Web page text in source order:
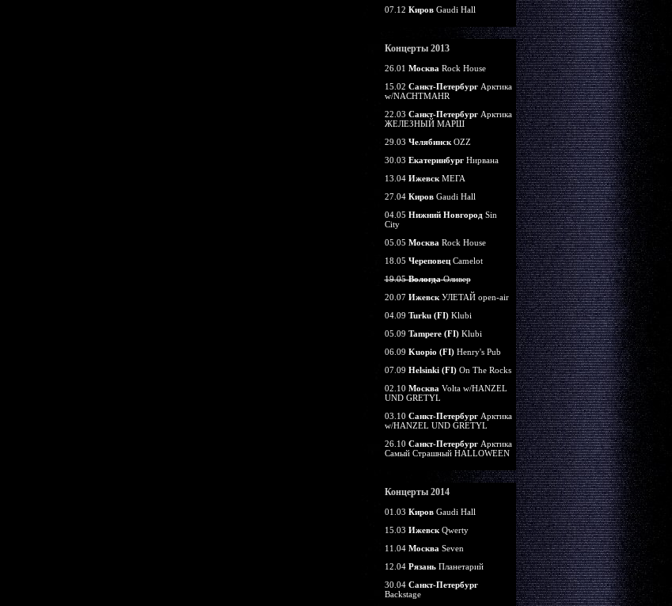
07.12 КировGaudi Hall
Концерты 2013
26.01 Москва Rock House
15.02 Санкт-ПетербургАрктика
w/NACHTMAHR
22.03 Санкт-ПетербургАрктика
ЖЕЛЕЗНЫЙ МАРШ
29.03 ЧелябинскOZZ
30.03 ЕкатеринбургНирвана
13.04 ИжевскМЕГА
27.04 КировGaudi Hall
04.05 Нижний НовгородSin
City
05.05 Москва Rock House
18.05 ЧереповецCamelot
19.05ВологдаОливер
20.07 ИжевскУЛЕТАЙ open-air
04.09 Turku (FI)Klubi
05.09 Tampere (FI)Klubi
06.09 Kuopio (FI)Henry's Pub
07.09 Helsinki (FI)On The Rocks
02.10 Москва Volta w/HANZEL
UND GRETYL
03.10 Санкт-ПетербургАрктика
w/HANZEL UND GRETYL
26.10 Санкт-ПетербургАрктика
Самый Страшный HALLOWEEN
Концерты 2014
01.03 КировGaudi Hall
15.03 ИжевскQwerty
11.04 Москва Seven
12.04 РязаньПланетарий
30.04 Санкт-Петербург
Backstage